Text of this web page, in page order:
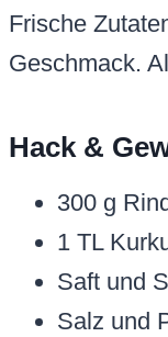
Frische
Geschmack.
Hack &
300 g
1 TL
Saft und
Salz und